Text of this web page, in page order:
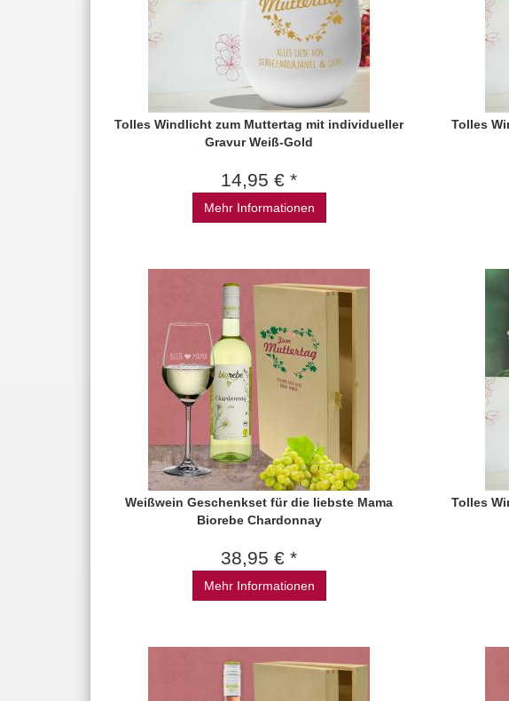
Tolles Windlicht zum Muttertag mit individueller
Gravur Weiß-Gold
14,95 € *
Mehr Informationen
Tolles
Weißwein Geschenkset für die liebste Mama
Biorebe Chardonnay
38,95 € *
Mehr Informationen
Tolles